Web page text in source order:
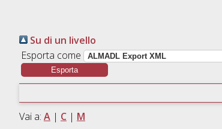
Su di un livello
Esporta come
Vai a: A| C| M